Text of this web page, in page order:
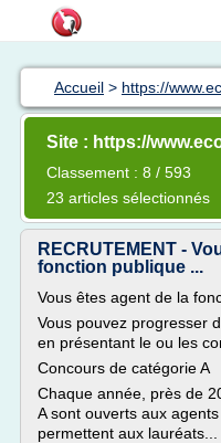
Accueil > https://
Site : https://
Classement : 8 / 593
23 articles sélectionnés
RECRUTEMENT -
fonction publique ...
Vous êtes agent de la
Vous pouvez progresser
en présentant le ou les
Concours de catégorie A
Chaque année, près de
A sont ouverts aux
permettent aux lauréats...